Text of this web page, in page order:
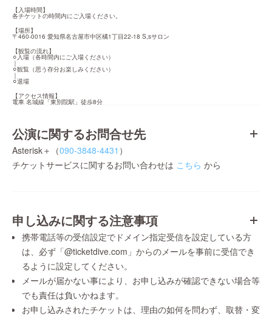
【入場時間】
各チケットの時間内にご入場ください。
【場所】
〒460-0016 愛知県名古屋市中区橘1丁目22-18 S,sサロン
【観覧の流れ】
⚪︎入場（各時間内にご入場ください）
｜
⚪︎観覧（思う存分お楽しみください）
｜
⚪︎退場
【アクセス情報】
電車 名城線「東別院駅」徒歩8分
公演に関するお問合せ先
Asterisk＋（090-3848-4431 ）
チケットサービスに関するお問い合わせは こちら から
申し込みに関する注意事項
携帯電話等の受信設定でドメイン指定受信を設定している方
は、必ず「@ticketdive.com」からのメールを事前に受信でき
るように設定してください。
メールが届かない事により、お申し込みが確認できない場合等
でも責任は負いかねます。
お申し込みされたチケットは、理由の如何を問わず、取替・変